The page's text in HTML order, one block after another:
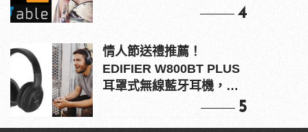
4
情人節送禮推薦！
EDIFIER W800BT PLUS
耳罩式無線藍牙耳機，在
5